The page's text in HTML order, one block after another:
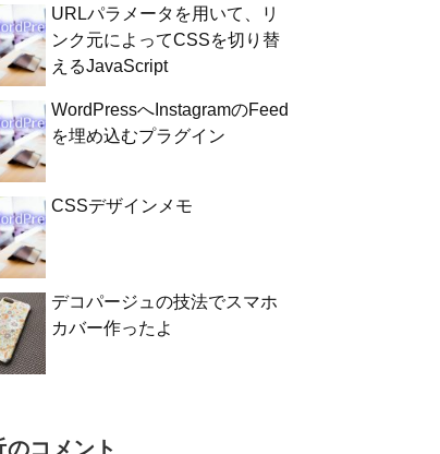
URLパラメータを用いて、リ
ンク元によってCSSを切り替
えるJavaScript
WordPressへInstagramのFeed
を埋め込むプラグイン
CSSデザインメモ
デコパージュの技法でスマホ
カバー作ったよ
のコメント